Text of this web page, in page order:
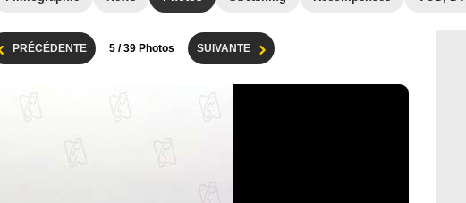
PRÉCÉDENTE 5 / 39 Photos SUIVANTE